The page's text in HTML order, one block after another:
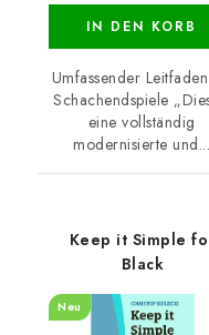
IN DEN KORB
Umfassender
Schachendspiele
eine vollständig
modernisierte und...
Keep it Simple
Black
Neu